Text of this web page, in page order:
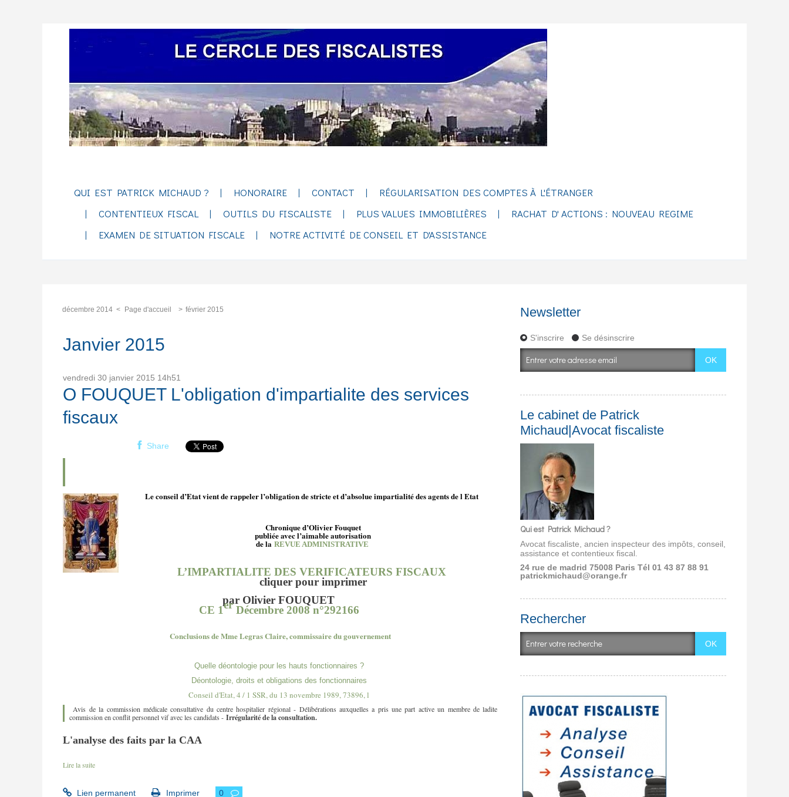
QUI EST PATRICK MICHAUD ? HONORAIRE CONTACT
RÉGULARISATION DES COMPTES À L'ÉTRANGER
CONTENTIEUX FISCAL
OUTILS DU FISCALISTE PLUS VALUES IMMOBILIÈRES
RACHAT D' ACTIONS : NOUVEAU REGIME
EXAMEN DE SITUATION FISCALE
NOTRE ACTIVITÉ DE CONSEIL ET D'ASSISTANCE
décembre 2014 Page d'accueil février 2015
Janvier 2015
vendredi 30 janvier 2015 14h51
O FOUQUET L'obligation d'impartialite des services
fiscaux
Share
Le conseil d’Etat vient de rappeler l’obligation de stricte et d’absolue impartialité des agents de l Etat
Chronique d’Olivier Fouquet
publiée avec l’aimable autorisation
de la REVUE ADMINISTRATIVE
L’IMPARTIALITE DES VERIFICATEURS FISCAUX
cliquer pour imprimer
par Olivier FOUQUET
CE 1er Décembre 2008 n°292166
Conclusions de Mme Legras Claire, commissaire du gouvernement
Quelle déontologie pour les hauts fonctionnaires ?
Déontologie, droits et obligations des fonctionnaires
Conseil d'Etat, 4 / 1 SSR, du 13 novembre 1989, 73896, l
Avis de la commission médicale consultative du centre hospitalier régional - Délibérations auxquelles a pris une part active un membre de ladite
commission en conflit personnel vif avec les candidats - Irrégularité de la consultation.
L'analyse des faits par la CAA
Lire la suite
Lien permanent Imprimer 0
Newsletter
S'inscrire Se désinscrire
Le cabinet de Patrick
Michaud|Avocat fiscaliste
Qui est Patrick Michaud ?
Avocat fiscaliste, ancien inspecteur des impôts, conseil,
assistance et contentieux fiscal.
24 rue de madrid 75008 ParisTél 01 43 87 88 91
patrickmichaud@orange.fr
Rechercher